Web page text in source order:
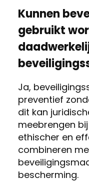
Kunnen
gebruikt
Ja,
preventief
dit kan
meebrengen
ethischer en
combineren
bescherming.